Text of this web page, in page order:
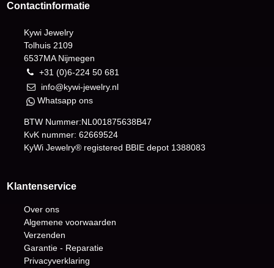
Contactinformatie
Kywi Jewelry
Tolhuis 2109
6537MA Nijmegen
+31 (0)6-224 50 681
info@kywi-jewelry.nl
Whatsapp ons
BTW Nummer:NL001875638B47
KvK nummer: 62669524
KyWi Jewelry® registered BBIE depot 1388083
Klantenservice
Over ons
Algemene voorwaarden
Verzenden
Garantie - Reparatie
Privacyverklaring